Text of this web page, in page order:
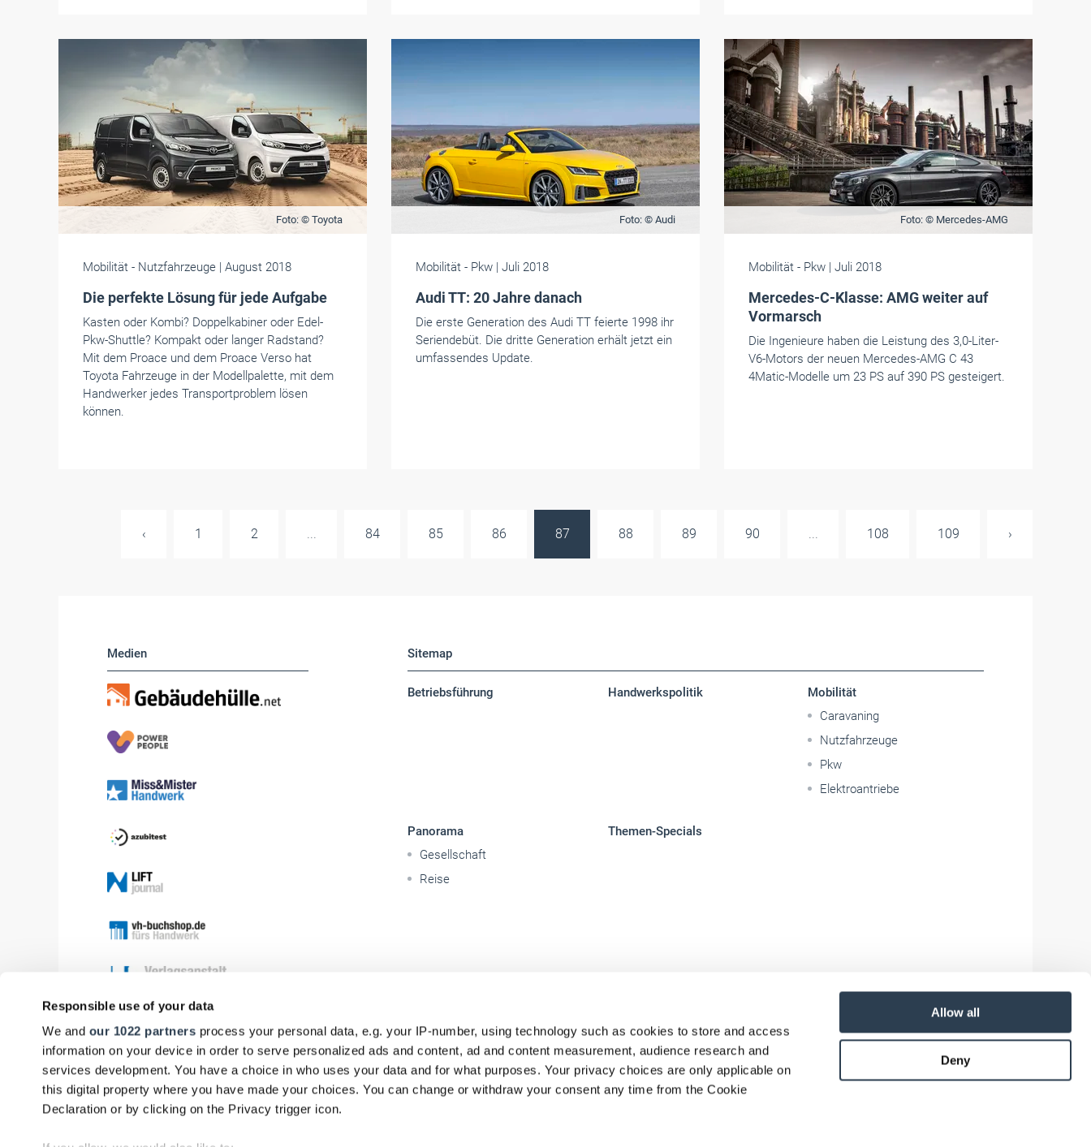
Responsible use of your data
We and our 1022 partners process your personal data, e.g. your IP-number, using technology such as cookies to store and access
information on your device in order to serve personalized ads and content, ad and content measurement, audience research and
services development. You have a choice in who uses your data and for what purposes. Your privacy choices are only applicable on
this digital property where you have made your choices. You can change or withdraw your consent any time from the Cookie
Declaration or by clicking on the Privacy trigger icon.
Allow all
Deny
Foto: © Toyota
Mobilität - Nutzfahrzeuge | August 2018
Die perfekte Lösung für jede Aufgabe
Kasten oder Kombi? Doppelkabiner oder Edel-
Pkw-Shuttle? Kompakt oder langer Radstand?
Mit dem Proace und dem Proace Verso hat
Toyota Fahrzeuge in der Modellpalette, mit dem
Handwerker jedes Transportproblem lösen
können.
Foto: © Audi
Mobilität- Pkw | Juli 2018
Audi TT: 20 Jahre danach
Die erste Generation des Audi TT feierte 1998 ihr
Seriendebüt. Die dritte Generation erhält jetzt ein
umfassendes Update.
Foto: © Mercedes-AMG
Mobilität- Pkw | Juli 2018
Mercedes-C-Klasse: AMG weiter auf
Vormarsch
Die Ingenieure haben die Leistung des 3,0-Liter-
V6-Motors der neuen Mercedes-AMG C 43
4Matic-Modelle um 23 PS auf 390 PS gesteigert.
‹ 1 2 ... 84 85 86 87 88 89 90 ... 108 109 ›
Medien Sitemap
Betriebsführung Handwerkspolitik
Mobilität
Caravaning
Nutzfahrzeuge
Pkw
Elektroantriebe
Panorama
Gesellschaft
Reise
Themen-Specials